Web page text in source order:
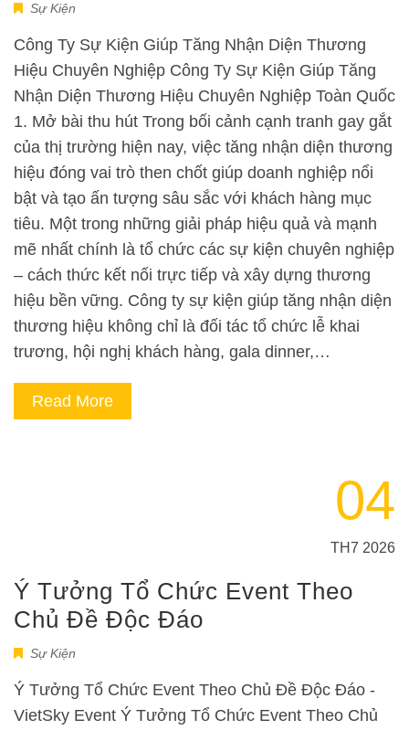
Sự Kiện
Công Ty Sự Kiện Giúp Tăng Nhận Diện Thương
Hiệu Chuyên Nghiệp Công Ty Sự Kiện Giúp Tăng
Nhận Diện Thương Hiệu Chuyên Nghiệp Toàn Quốc
1. Mở bài thu hút Trong bối cảnh cạnh tranh gay gắt
của thị trường hiện nay, việc tăng nhận diện thương
hiệu đóng vai trò then chốt giúp doanh nghiệp nổi
bật và tạo ấn tượng sâu sắc với khách hàng mục
tiêu. Một trong những giải pháp hiệu quả và mạnh
mẽ nhất chính là tổ chức các sự kiện chuyên nghiệp
– cách thức kết nối trực tiếp và xây dựng thương
hiệu bền vững. Công ty sự kiện giúp tăng nhận diện
thương hiệu không chỉ là đối tác tổ chức lễ khai
trương, hội nghị khách hàng, gala dinner,…
Read More
04
TH7 2026
Ý Tưởng Tổ Chức Event Theo
Chủ Đề Độc Đáo
Sự Kiện
Ý Tưởng Tổ Chức Event Theo Chủ Đề Độc Đáo -
VietSky Event Ý Tưởng Tổ Chức Event Theo Chủ